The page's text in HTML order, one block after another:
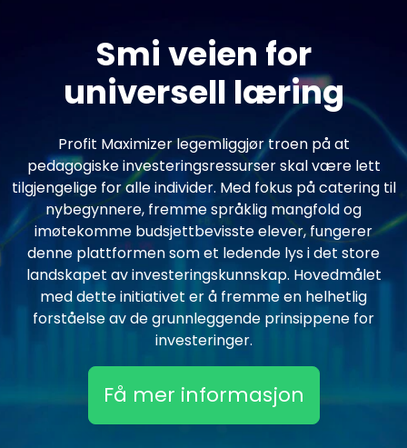
Smi veien for
universell læring
Profit Maximizer legemliggjør troen på at
pedagogiske investeringsressurser skal være lett
tilgjengelige for alle individer. Med fokus på catering til
nybegynnere, fremme språklig mangfold og
imøtekomme budsjettbevisste elever, fungerer
denne plattformen som et ledende lys i det store
landskapet av investeringskunnskap. Hovedmålet
med dette initiativet er å fremme en helhetlig
forståelse av de grunnleggende prinsippene for
investeringer.
Få mer informasjon